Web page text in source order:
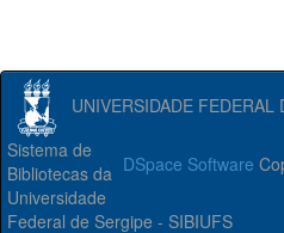
UNIVERSIDADE FEDERAL
DSpace Software
Sistema de
Bibliotecas da
Universidade
Federal de Sergipe - SIBIUFS